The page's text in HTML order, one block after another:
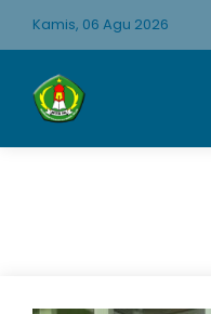
Kamis, 06 Agu 2026